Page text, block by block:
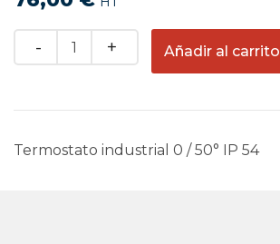
Quantity
Añadir al carrito
Termostato industrial 0 / 50° IP 54